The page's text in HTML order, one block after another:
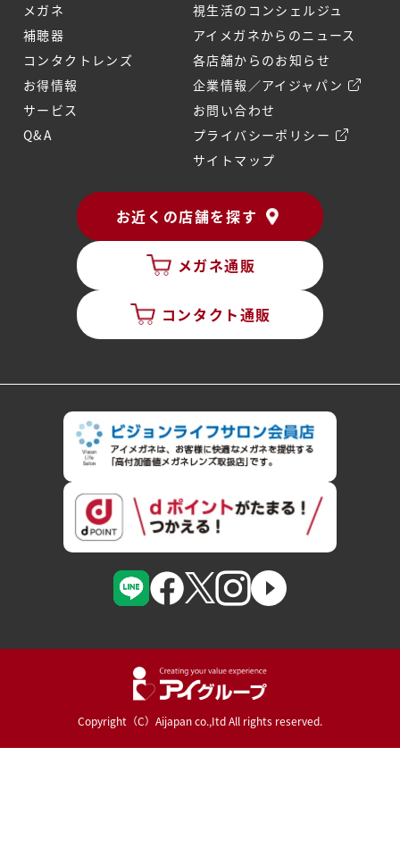
メガネ
補聴器
コンタクトレンズ
お得情報
サービス
Q&A
視生活のコンシェルジュ
アイメガネからのニュース
各店舗からのお知らせ
企業情報／アイジャパン
お問い合わせ
プライバシーポリシー
サイトマップ
お近くの店舗を探す
メガネ通販
コンタクト通販
Copyright（C）Aijapan co.,Itd All rights reserved.